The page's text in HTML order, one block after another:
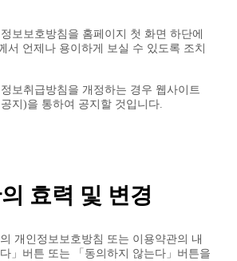
보보호방침을 홈페이지 첫 화면 하단에
서 언제나 용이하게 보실 수 있도록 조치
보취급방침을 개정하는 경우 웹사이트
지)을 통하여 공지할 것입니다.
효력 및 변경
개인정보보호방침 또는 이용약관의 내
」버튼 또는 「동의하지 않는다」버튼을